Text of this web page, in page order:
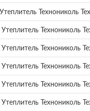
Утеплитель Технониколь
Утеплитель Технониколь
Утеплитель Технониколь
Утеплитель Технониколь
Утеплитель Технониколь
Утеплитель Технониколь